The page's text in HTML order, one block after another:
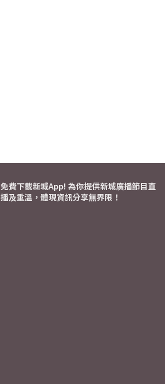
免費下載新城App! 為你提供新城廣播節目直
播及重溫，體現資訊分享無界限！